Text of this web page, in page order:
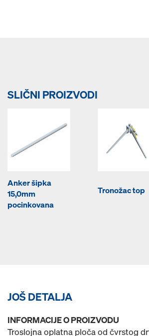
SLIČNI PROIZVODI
Anker šipka
15,0mm
pocinkovana
Tronožac top
JOŠ DETALJA
INFORMACIJE O PROIZVODU
Troslojna oplatna ploča od čvrstog